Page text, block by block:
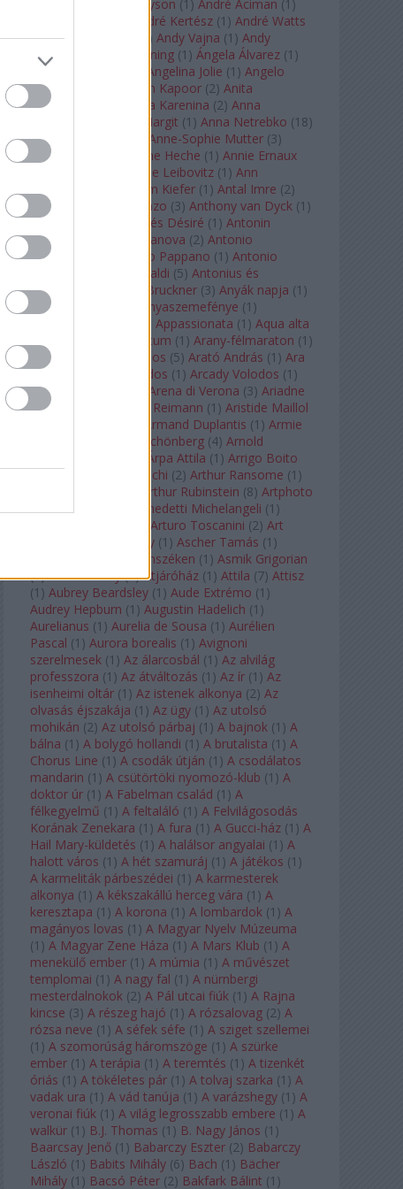
Staples
Andrew Tyson (1 ) André Aciman (1 )
André Kertész (1 ) André Watts
(1) Andris Nelsons ) Andy Vajna (1 ) Andy
Warhol
Anette Bening (1 ) Ángela Álvarez (1 )
Angela Lansbury
Angelina Jolie (1 ) Angelo
Badalamenti
Anish Kapoor (2) Anita
Rachvelishvili
Anna Karenina (2) Anna
Anna Margit (1 ) Anna Netrebko (18)
Anna Vinnitskaya
Anne-Sophie Mutter (3)
Anner Bylsma
Anne Heche (1 ) Annie Ernaux
Annie Leibovitz (1 ) Ann
Anselm Kiefer (1 ) Antal Imre (2)
Anthony Roth Costanzo (3) Anthony van Dyck (1 )
Antinous
Antoine és Désiré (1 ) Antonin
Dvorák
Antonio Canova (2) Antonio
Margheriti
Antonio Pappano (1 ) Antonio
Antonio Vivaldi (5) Antonius és
Kleopátra
Anton Bruckner (3) Anyák napja (1 )
Anyám tyúkja 2
Anyaszemefénye (1 )
Appassionata (1 ) Aqua alta
Aquincum (1 ) Arany-félmaraton (1 )
Aranytíz
Arany János (5) Arató András (1 ) Ara
Pacis
Arcadi Volodos (1 ) Arcady Volodos (1 )
Arcangelo Corelli
Arena di Verona (3) Ariadne
auf Naxos
Aribert Reimann (1 ) Aristide Maillol
Armand Duplantis (1 ) Armie
Arnold Schönberg (4) Arnold
Árpa Attila (1 ) Arrigo Boito
(2) Artemisia Gentileschi (2) Arthur Ransome (1 )
Arthur Rubinstein (8) Artphoto
Galéria
Arturo Benedetti Michelangeli (1 )
Arturo Toscanini (2) Art
Art Shay (1 ) Ascher Tamás (1 )
Ascher Tamás Háromszéken (1 ) Asmik Grigorian
(2) Asteroid City (1) Átjáróház (1 ) Attila (7) Attisz
(1 ) Aubrey Beardsley (1 ) Aude Extrémo (1 )
Audrey Hepburn (1 ) Augustin Hadelich (1 )
Aurelianus (1 ) Aurelia de Sousa (1 ) Aurélien
Pascal (1 ) Aurora borealis (1 ) Avignoni
szerelmesek (1 ) Az álarcosbál (1 ) Az alvilág
professzora (1 ) Az átváltozás (1 ) Az ír (1 ) Az
isenheimi oltár (1 ) Az istenek alkonya (2) Az
olvasás éjszakája (1 ) Az ügy (1 ) Az utolsó
mohikán (2) Az utolsó párbaj (1 ) A bajnok (1 ) A
bálna (1 ) A bolygó hollandi (1 ) A brutalista (1 ) A
Chorus Line (1 ) A csodák útján (1 ) A csodálatos
mandarin (1 ) A csütörtöki nyomozó-klub (1 ) A
doktor úr (1 ) A Fabelman család (1 ) A
félkegyelmű (1 ) A feltaláló (1 ) A Felvilágosodás
Korának Zenekara (1 ) A fura (1 ) A Gucci-ház (1 ) A
Hail Mary-küldetés (1 ) A halálsor angyalai (1 ) A
halott város (1 ) A hét szamuráj (1 ) A játékos (1 )
A karmeliták párbeszédei (1 ) A karmesterek
alkonya (1 ) A kékszakállú herceg vára (1 ) A
keresztapa (1 ) A korona (1 ) A lombardok (1 ) A
magányos lovas (1 ) A Magyar Nyelv Múzeuma
(1 ) A Magyar Zene Háza (1 ) A Mars Klub (1 ) A
menekülő ember (1 ) A múmia (1 ) A művészet
templomai (1 ) A nagy fal (1 ) A nürnbergi
mesterdalnokok (2) A Pál utcai fiúk (1 ) A Rajna
kincse (3) A részeg hajó (1 ) A rózsalovag (2) A
rózsa neve (1 ) A séfek séfe (1 ) A sziget szellemei
(1 ) A szomorúság háromszöge (1 ) A szürke
ember (1 ) A terápia (1 ) A teremtés (1 ) A tizenkét
óriás (1 ) A tökéletes pár (1 ) A tolvaj szarka (1 ) A
vadak ura (1 ) A vád tanúja (1 ) A varázshegy (1 ) A
veronai fiúk (1 ) A világ legrosszabb embere (1 ) A
walkür (1 ) B.J. Thomas (1 ) B. Nagy János (1 )
Baarcsay Jenő (1 ) Babarczy Eszter (2) Babarczy
László (1 ) Babits Mihály (6) Bach (1 ) Bächer
Mihály (1 ) Bacsó Péter (2) Bakfark Bálint (1 )